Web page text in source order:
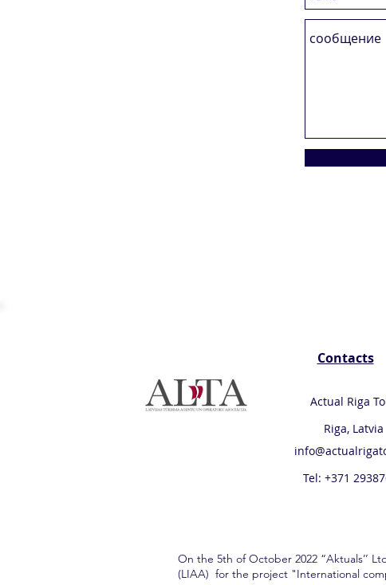
Contacts
Actual Riga
Riga, Latvia
Tel: +371
On the 5th of October 2022 “Aktuals’’
(LIAA) for the project "International